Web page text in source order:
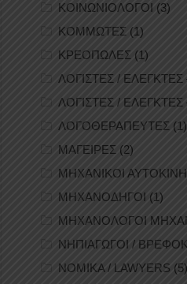
ΚΟΙΝΩΝΙΟΛΟΓΟΙ (3)
ΚΟΜΜΩΤΕΣ (1)
ΚΡΕΟΠΩΛΕΣ (1)
ΛΟΓΙΣΤΕΣ /
ΛΟΓΙΣΤΕΣ /
ΛΟΓΟΘΕΡΑΠΕΥΤΕΣ (1)
ΜΑΓΕΙΡΕΣ (2)
ΜΗΧΑΝΙΚΟΙ
ΜΗΧΑΝΟΔΗΓΟΙ (1)
ΜΗΧΑΝΟΛΟΓΟΙ
ΝΗΠΙΑΓΩΓΟΙ /
ΝΟΜΙΚΑ / LAWYERS (5)